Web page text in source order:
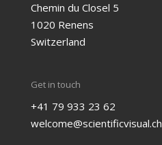
Chemin du Closel 5
1020 Renens
Switzerland
Get in touch
+41 79 933 23 62
welcome@scientificvisual.ch